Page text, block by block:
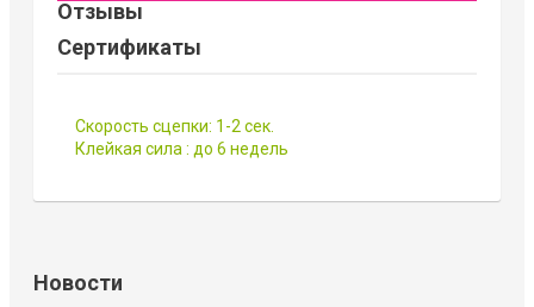
Отзывы
Сертификаты
Скорость сцепки: 1-2 сек.
Клейкая сила : до 6 недель
Новости